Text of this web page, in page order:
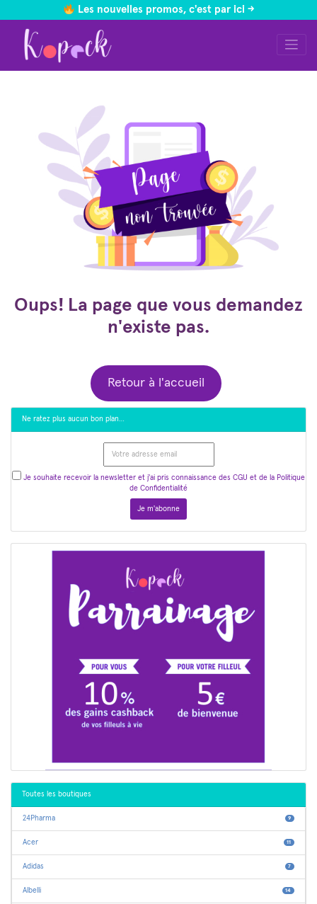
Les nouvelles promos, c'est par ici ->
Oups! La page que vous demandez
n'existe pas.
Retour à l'accueil
Ne ratez plus aucun bon plan…
Je souhaite recevoir la newsletter et j'ai pris connaissance des CGU et de la Politique
de Confidentialité
Toutes les boutiques
24Pharma 9
Acer 11
Adidas 7
Albelli 14